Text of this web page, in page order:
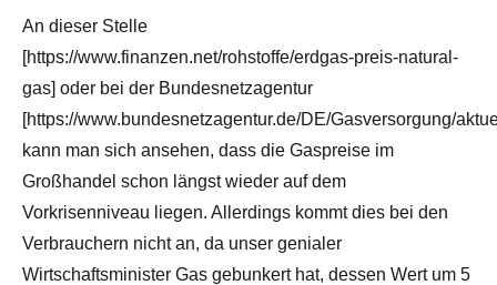
An dieser Stelle
[https://www.finanzen.net/rohstoffe/erdgas-preis-natural-
gas] oder bei der Bundesnetzagentur
[https://www.bundesnetzagentur.de/DE/Gasversorgung/
kann man sich ansehen, dass die Gaspreise im
Großhandel schon längst wieder auf dem
Vorkrisenniveau liegen. Allerdings kommt dies bei den
Verbrauchern nicht an, da unser genialer
Wirtschaftsminister Gas gebunkert hat, dessen Wert um 5